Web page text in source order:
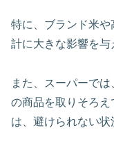
特に、ブランド米
計に大きな影響を与
また、スーパーで
の商品を取りそろ
は、避けられない状